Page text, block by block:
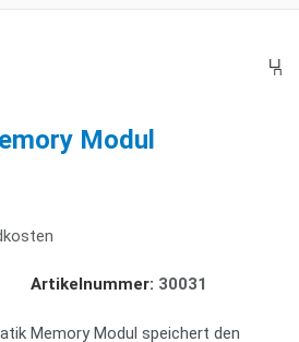
Modul
Artikelnummer: 30031
Memory Modul speichert den